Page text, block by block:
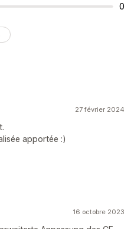
0
27 février 2024
apportée :)
16 octobre 2023